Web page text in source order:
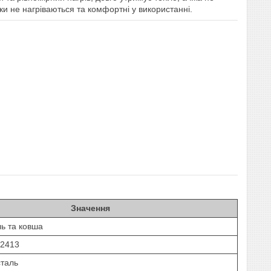
не нагріваються та комфортні у використанні.
Значення
та ковша